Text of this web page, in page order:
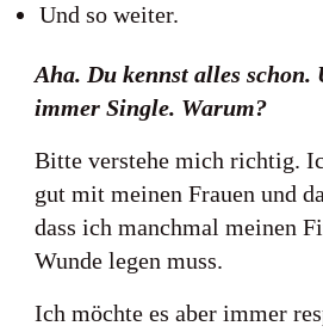
Und so weiter.
Aha. Du kennst alles schon.
immer Single. Warum?
Bitte verstehe mich richtig.
gut mit meinen Frauen und
dass ich manchmal meinen
Wunde legen muss.
Ich möchte es aber immer